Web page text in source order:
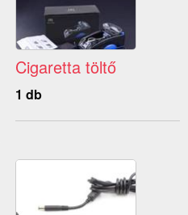
Cigaretta töltő
1 db